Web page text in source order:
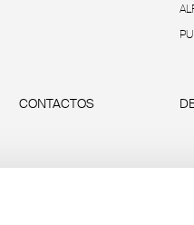
CONTACTOS